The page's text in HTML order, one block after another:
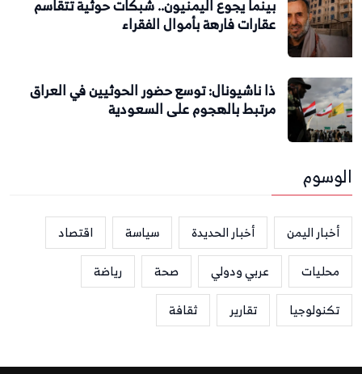
بينما يجوع اليمنيون.. شبكات حوثية تتقاسم
عقارات فارهة بأموال الفقراء
ذا ناشيونال: توسع حضور الحوثيين في العراق
مرتبط بالهجوم على السعودية
الوسوم
أخبار اليمن أخبار الحديدة سياسة
اقتصاد
محليات
عربي ودولي صحة
رياضة
تكنولوجيا
تقارير ثقافة